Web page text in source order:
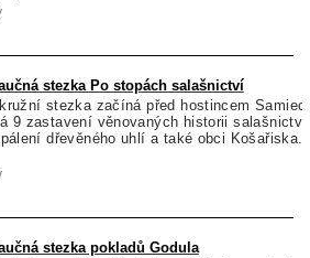
stezka Po stopách salašnictví
stezka začíná před hostincem Samiec.
9 zastavení věnovaných historii salašnictví
dřevěného uhlí a také obci Košařiska.
stezka pokladů Godula